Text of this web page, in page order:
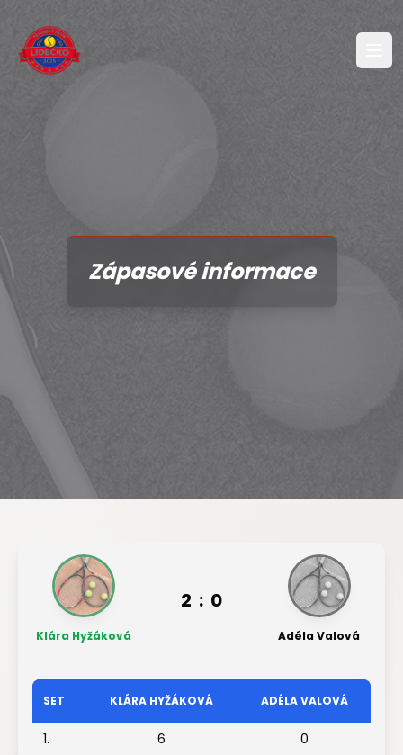
Zápasové informace
Klára Hyžáková
2 : 0
Adéla Valová
SET KLÁRA HYŽÁKOVÁ ADÉLA VALOVÁ
1. 6
0